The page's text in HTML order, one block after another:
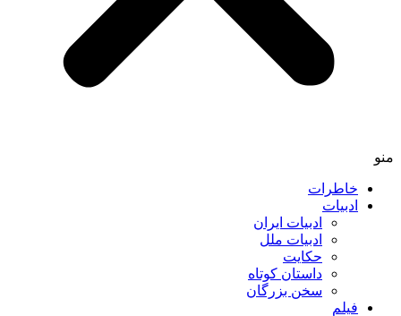
منو
خاطرات
ادبیات
ادبیات ایران
ادبیات ملل
حکایت
داستان کوتاه
سخن بزرگان
فیلم